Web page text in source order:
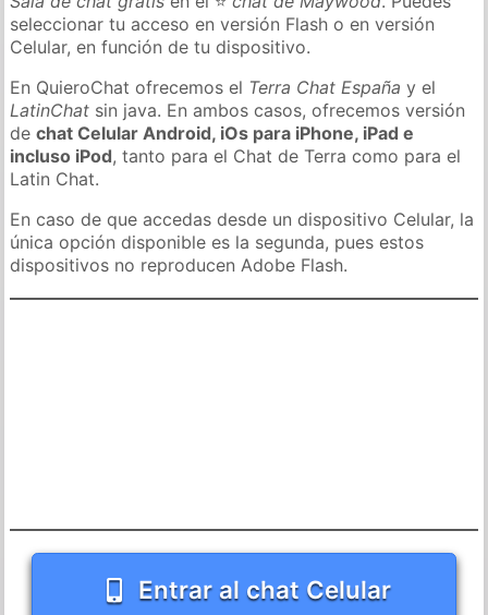
seleccionar tu acceso en versión Flash o en versión
Celular, en función de tu dispositivo.
En QuieroChat ofrecemos el Terra Chat España y el
LatinChat sin java. En ambos casos, ofrecemos versión
dechat Celular Android, iOs para iPhone, iPad e
incluso iPod, tanto para el Chat de Terra como para el
Latin Chat.
En caso de que accedas desde un dispositivo Celular, la
única opción disponible es la segunda, pues estos
dispositivos no reproducen Adobe Flash.
Entrar al chat Celular